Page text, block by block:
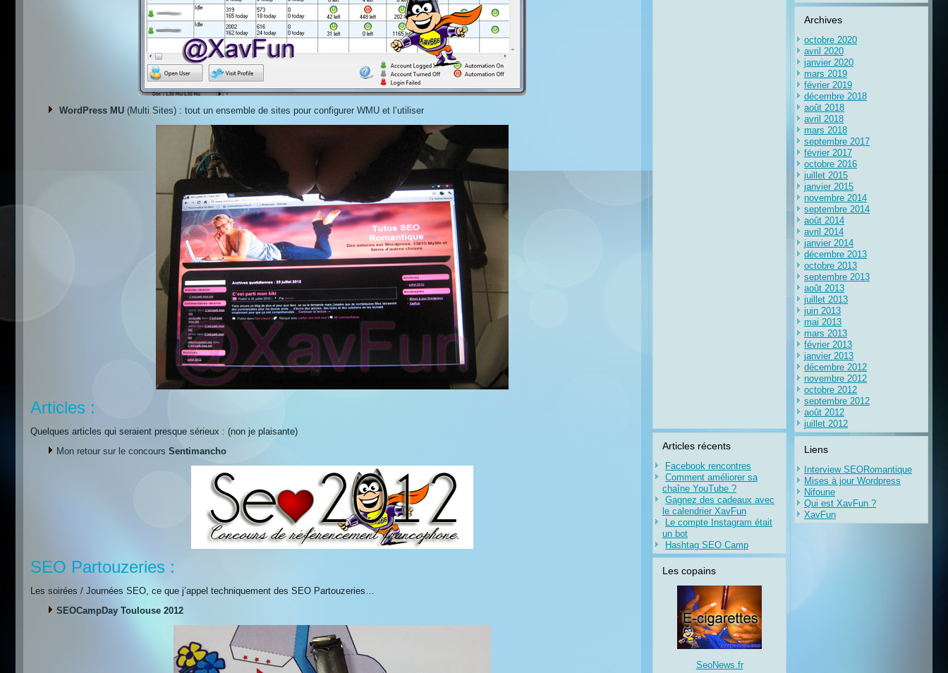
WordPress MU (Multi Sites) : tout un ensemble de sites pour configurer WMU et l’utiliser
Articles :
Quelques articles qui seraient presque sérieux : (non je plaisante)
Mon retour sur le concours Sentimancho
SEO Partouzeries :
Les soirées / Journées SEO, ce que j’appel techniquement des SEO Partouzeries…
SEOCampDay Toulouse 2012
Articles récents
Facebook rencontres
Comment améliorer sa
chaîne YouTube ?
Gagnez des cadeaux avec
le calendrier XavFun
Le compte Instagram était
un bot
Hashtag SEO Camp
Les copains
SeoNews.fr
Archives
octobre 2020
avril 2020
janvier 2020
mars 2019
février 2019
décembre 2018
août 2018
avril 2018
mars 2018
septembre 2017
février 2017
octobre 2016
juillet 2015
janvier 2015
novembre 2014
septembre 2014
août 2014
avril 2014
janvier 2014
décembre 2013
octobre 2013
septembre 2013
août 2013
juillet 2013
juin 2013
mai 2013
mars 2013
février 2013
janvier 2013
décembre 2012
novembre 2012
octobre 2012
septembre 2012
août 2012
juillet 2012
Liens
Interview SEORomantique
Mises à jour Wordpress
Nifoune
Qui est XavFun ?
XavFun